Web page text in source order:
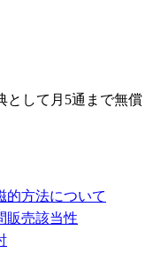
として月5通まで無償
的方法について
販売該当性